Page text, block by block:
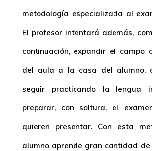
metodología especializada al
El profesor intentará además,
continuación, expandir el campo
del aula a la casa del alumno,
seguir practicando la lengua
preparar, con soltura, el
quieren presentar. Con esta
alumno aprende gran cantidad de